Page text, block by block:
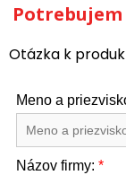
Otázka k